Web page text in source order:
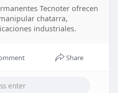
Tecnoter ofrecen
chatarra,
industriales.
Share